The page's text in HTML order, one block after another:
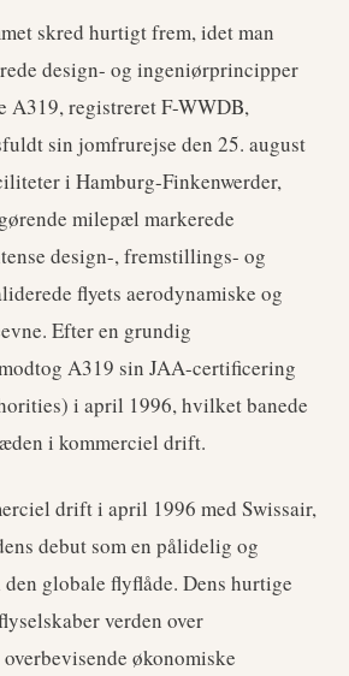
skred hurtigt frem, idet man
design- og ingeniørprincipper
A319, registreret F-WWDB,
sin jomfrurejse den 25. august
i Hamburg-Finkenwerder,
milepæl markerede
design-, fremstillings- og
flyets aerodynamiske og
Efter en grundig
A319 sin JAA-certificering
i april 1996, hvilket banede
i kommerciel drift.
drift i april 1996 med Swissair,
debut som en pålidelig og
globale flyflåde. Dens hurtige
verden over
økonomiske